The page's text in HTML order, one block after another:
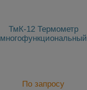
ТмК-12 Термометр
многофункциональный
По запросу